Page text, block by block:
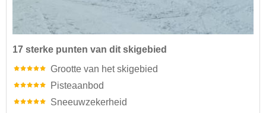
17 sterke punten van dit skigebied
Grootte van het skigebied
Pisteaanbod
Sneeuwzekerheid